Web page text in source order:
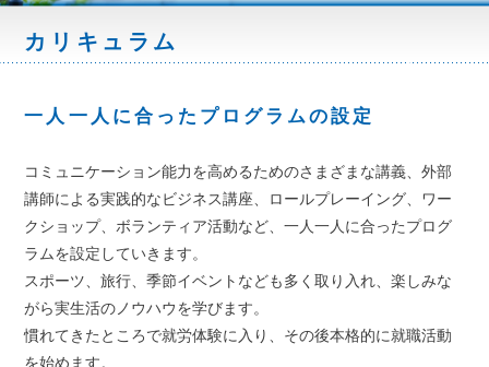
カリキュラム
一人一人に合ったプログラムの設定
コミュニケーション能力を高めるためのさまざまな講義、外部
講師による実践的なビジネス講座、ロールプレーイング、ワー
クショップ、ボランティア活動など、一人一人に合ったプログ
ラムを設定していきます。
スポーツ、旅行、季節イベントなども多く取り入れ、楽しみな
がら実生活のノウハウを学びます。
慣れてきたところで就労体験に入り、その後本格的に就職活動
を始めます。